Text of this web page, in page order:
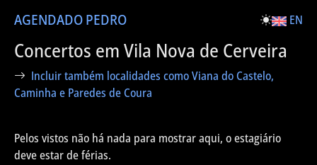
AGENDADO PEDRO EN
Concertos em Vila Nova de Cerveira
Incluir também localidades como Viana do Castelo,
Caminha e Paredes de Coura
Pelos vistos não há nada para mostrar aqui, o estagiário
deve estar de férias.